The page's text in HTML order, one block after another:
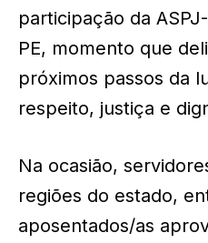
participação da
PE, momento que
próximos passos da
respeito, justiça e
Na ocasião,
regiões do estado,
aposentados/as